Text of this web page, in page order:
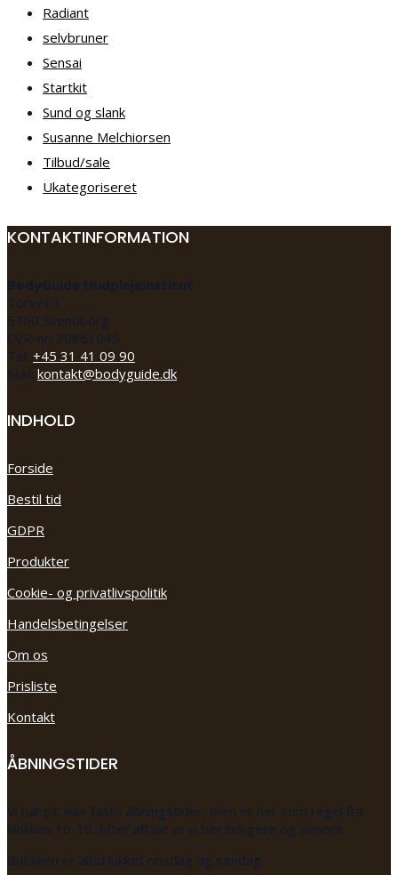
Radiant
selvbruner
Sensai
Startkit
Sund og slank
Susanne Melchiorsen
Tilbud/sale
Ukategoriseret
KONTAKTINFORMATION
BodyGuide Hudplejeinstitut
Torvet 1
5700 Svendborg
CVR-nr: 20861045
Tel: +45 31 41 09 90
Mail: kontakt@bodyguide.dk
INDHOLD
Forside
Bestil tid
GDPR
Produkter
Cookie- og privatlivspolitik
Handelsbetingelser
Om os
Prisliste
Kontakt
ÅBNINGSTIDER
Vi har pt. ikke faste åbningstider, men er her som regel fra
klokken 10-16. Efter aftale er vi her tidligere og senere.
Butikken er altid lukket onsdag og søndag.